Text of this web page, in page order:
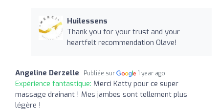
Huilessens
Thank you for your trust and your
heartfelt recommendation Olave!
Angeline Derzelle Publiée sur 1 year ago
Expérience fantastique: Merci Katty pour ce super
massage drainant ! Mes jambes sont tellement plus
légère !